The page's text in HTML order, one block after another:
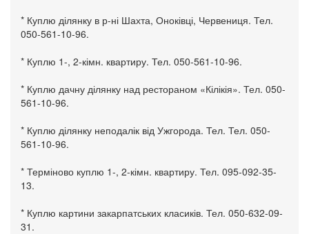
* Куплю ділянку в р-ні Шахта, Оноківці, Червениця. Тел.
050-561-10-96.
* Куплю 1-, 2-кімн. квартиру. Тел. 050-561-10-96.
* Куплю дачну ділянку над рестораном «Кілікія». Тел. 050-
561-10-96.
* Куплю ділянку неподалік від Ужгорода. Тел. Тел. 050-
561-10-96.
* Терміново куплю 1-, 2-кімн. квартиру. Тел. 095-092-35-
13.
* Куплю картини закарпатських класиків. Тел. 050-632-09-
31.